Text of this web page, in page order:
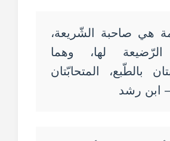
هي صاحبة الشّريعة،
الرّضيعة لها، وهما
بالطّبع، المتحابّتان
ابن رشد